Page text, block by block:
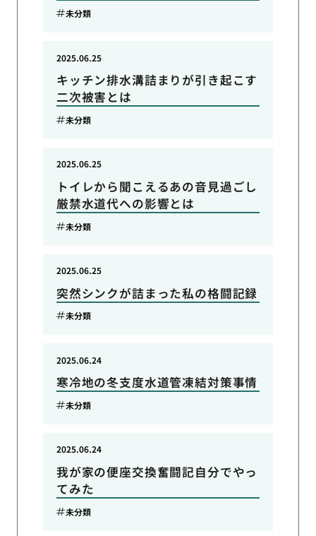
未分類
キッチン排水溝詰まりが引き起こす
二次被害とは
2025.06.25
未分類
トイレから聞こえるあの音見過ごし
厳禁水道代への影響とは
2025.06.25
未分類
突然シンクが詰まった私の格闘記録
2025.06.25
未分類
寒冷地の冬支度水道管凍結対策事情
2025.06.24
未分類
我が家の便座交換奮闘記自分でやっ
てみた
2025.06.24
未分類